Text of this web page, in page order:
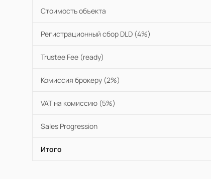
Стоимость объекта
Регистрационный сбор DLD (4%)
Trustee Fee (ready)
Комиссия брокеру (2%)
VAT на комиссию (5%)
Sales Progression
Итого